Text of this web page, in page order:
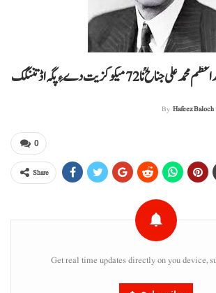
نا 72 میکو کزیت دے ءِ پگہ اڈ تننگک
By Hafeez Baloch
0
Share
Get real time updates directly on you device,